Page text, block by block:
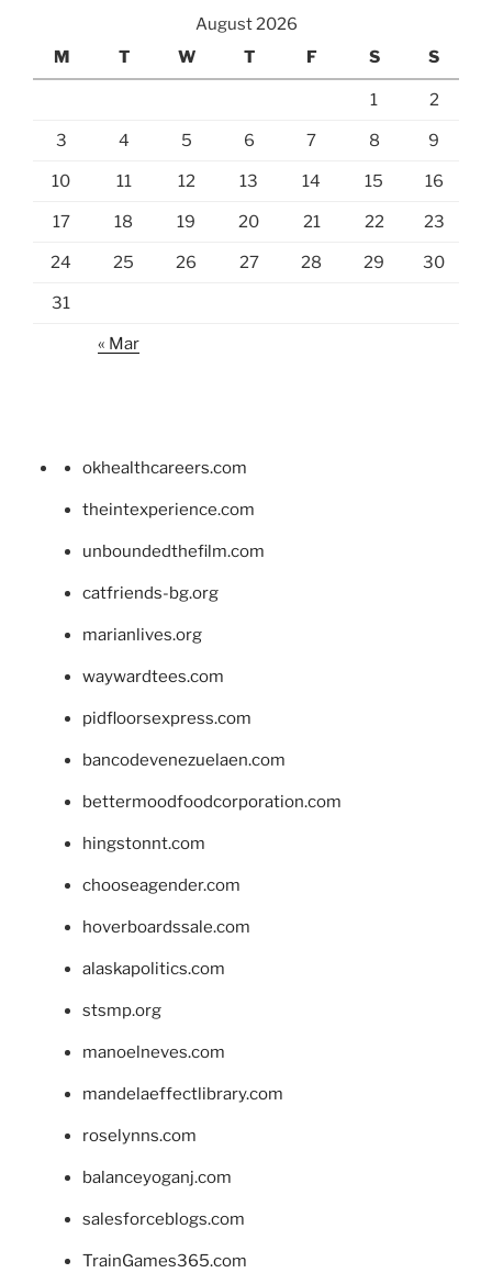
August 2026
M
T W T F S S
1 2
3 4 5 6 7 8 9
10 11 12 13 14 15 16
17 18 19 20 21 22 23
24 25 26 27 28 29 30
31
« Mar
okhealthcareers.com
theintexperience.com
unboundedthefilm.com
catfriends-bg.org
marianlives.org
waywardtees.com
pidfloorsexpress.com
bancodevenezuelaen.com
bettermoodfoodcorporation.com
hingstonnt.com
chooseagender.com
hoverboardssale.com
alaskapolitics.com
stsmp.org
manoelneves.com
mandelaeffectlibrary.com
roselynns.com
balanceyoganj.com
salesforceblogs.com
TrainGames365.com